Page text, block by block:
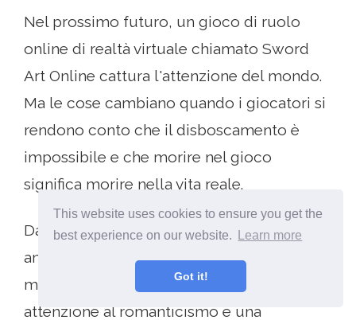
This website uses cookies to ensure you get the
best experience on our website.
Learn more
Got it!
Nel prossimo futuro, un gioco di ruolo
online di realtà virtuale chiamato Sword
Art Online cattura l'attenzione del mondo.
Ma le cose cambiano quando i giocatori si
rendono conto che il disboscamento è
impossibile e che morire nel gioco
significa morire nella vita reale.
Davanti, ammetto che odiavo questo
anime - tanto che non potevo finirlo. Le
mie più grandi lamentele includono troppa
attenzione al romanticismo e una